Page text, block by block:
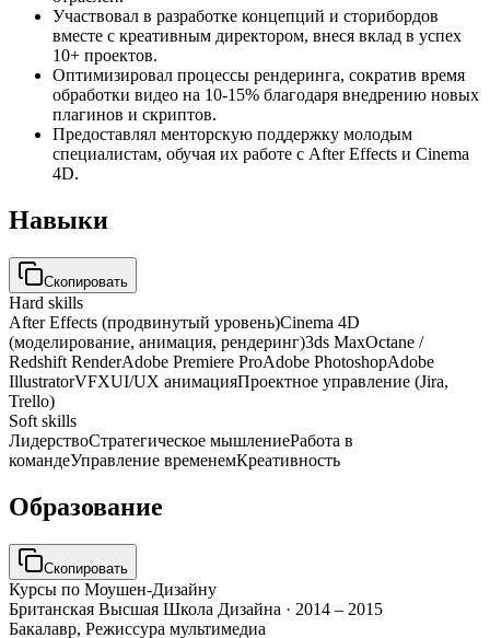
Участвовал в разработке концепций и сторибордов
вместе с креативным директором, внеся вклад в успех
10+ проектов.
Оптимизировал процессы рендеринга, сократив время
обработки видео на 10-15% благодаря внедрению новых
плагинов и скриптов.
Предоставлял менторскую поддержку молодым
специалистам, обучая их работе с After Effects и Cinema
4D.
Навыки
Скопировать
Hard skills
After Effects (продвинутый уровень)Cinema 4D
(моделирование, анимация, рендеринг)3ds MaxOctane /
Redshift RenderAdobe Premiere ProAdobe PhotoshopAdobe
IllustratorVFXUI/UX анимацияПроектное управление (Jira,
Trello)
Soft skills
ЛидерствоСтратегическое мышлениеРабота в
командеУправление временемКреативность
Образование
Скопировать
Курсы по Моушен-Дизайну
Британская Высшая Школа Дизайна · 2014 – 2015
Бакалавр, Режиссура мультимедиа